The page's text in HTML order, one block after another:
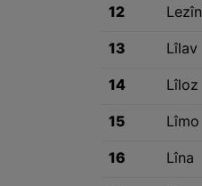
12 Lezîn
13 Lîlav
14 Lîloz
15 Lîmo
16 Lîna